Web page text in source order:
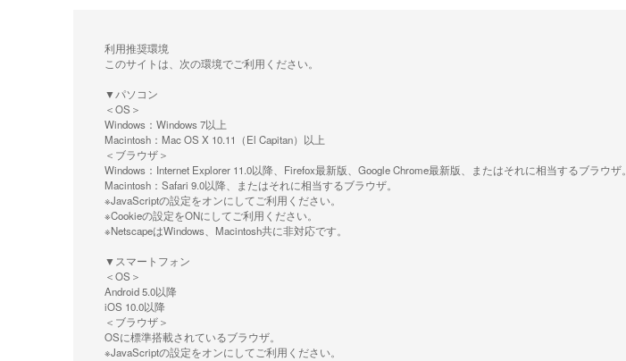
利用推奨環境
このサイトは、次の環境でご利用ください。
▼パソコン
＜OS＞
Windows：Windows 7以上
Macintosh：Mac OS X 10.11（El Capitan）以上
＜ブラウザ＞
Windows：Internet Explorer 11.0以降、Firefox最新版、Google Chrome最新版、またはそれに相当するブラウザ。
Macintosh：Safari 9.0以降、またはそれに相当するブラウザ。
※JavaScriptの設定をオンにしてご利用ください。
※Cookieの設定をONにしてご利用ください。
※NetscapeはWindows、Macintosh共に非対応です。
▼スマートフォン
＜OS＞
Android 5.0以降
iOS 10.0以降
＜ブラウザ＞
OSに標準搭載されているブラウザ。
※JavaScriptの設定をオンにしてご利用ください。